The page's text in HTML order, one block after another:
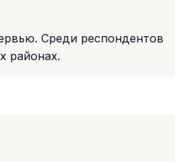
Среди респондентов
районах.